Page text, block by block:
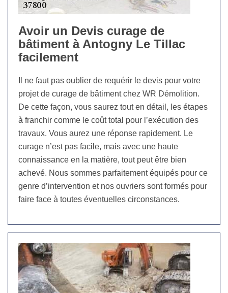
Avoir un Devis curage de
bâtiment à Antogny Le Tillac
facilement
Il ne faut pas oublier de requérir le devis pour votre
projet de curage de bâtiment chez WR Démolition.
De cette façon, vous saurez tout en détail, les étapes
à franchir comme le coût total pour l’exécution des
travaux. Vous aurez une réponse rapidement. Le
curage n’est pas facile, mais avec une haute
connaissance en la matière, tout peut être bien
achevé. Nous sommes parfaitement équipés pour ce
genre d’intervention et nos ouvriers sont formés pour
faire face à toutes éventuelles circonstances.